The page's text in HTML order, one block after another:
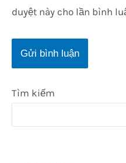
Tìm kiếm
duyệt này cho lần bình